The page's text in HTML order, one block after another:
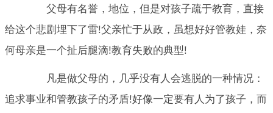
父母有名誉，地位，但是对孩子疏于教育，直接
给这个悲剧埋下了雷!父亲忙于从政，虽想好好管教娃，奈
何母亲是一个扯后腿滴!教育失败的典型!
凡是做父母的，几乎没有人会逃脱的一种情况：
追求事业和管教孩子的矛盾!好像一定要有人为了孩子，而